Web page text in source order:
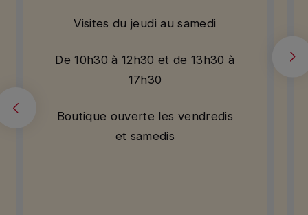
Visites du jeudi au samedi
De 10h30 à 12h30 et de 13h30 à
17h30
Boutique ouverte les vendredis
et samedis